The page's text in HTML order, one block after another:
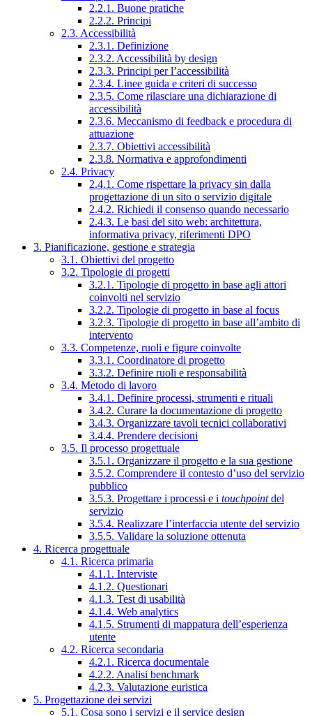
2.2.1. Buone pratiche
2.2.2. Principi
2.3. Accessibilità
2.3.1. Definizione
2.3.2. Accessibilità by design
2.3.3. Principi per l’accessibilità
2.3.4. Linee guida e criteri di successo
2.3.5. Come rilasciare una dichiarazione di
accessibilità
2.3.6. Meccanismo di feedback e procedura di
attuazione
2.3.7. Obiettivi accessibilità
2.3.8. Normativa e approfondimenti
2.4. Privacy
2.4.1. Come rispettare la privacy sin dalla
progettazione di un sito o servizio digitale
2.4.2. Richiedi il consenso quando necessario
2.4.3. Le basi del sito web: architettura,
informativa privacy, riferimenti DPO
3. Pianificazione, gestione e strategia
3.1. Obiettivi del progetto
3.2. Tipologie di progetti
3.2.1. Tipologie di progetto in base agli attori
coinvolti nel servizio
3.2.2. Tipologie di progetto in base al focus
3.2.3. Tipologie di progetto in base all’ambito di
intervento
3.3. Competenze, ruoli e figure coinvolte
3.3.1. Coordinatore di progetto
3.3.2. Definire ruoli e responsabilità
3.4. Metodo di lavoro
3.4.1. Definire processi, strumenti e rituali
3.4.2. Curare la documentazione di progetto
3.4.3. Organizzare tavoli tecnici collaborativi
3.4.4. Prendere decisioni
3.5. Il processo progettuale
3.5.1. Organizzare il progetto e la sua gestione
3.5.2. Comprendere il contesto d’uso del servizio
pubblico
3.5.3. Progettare i processi e i touchpointdel
servizio
3.5.4. Realizzare l’interfaccia utente del servizio
3.5.5. Validare la soluzione ottenuta
4. Ricerca progettuale
4.1. Ricerca primaria
4.1.1. Interviste
4.1.2. Questionari
4.1.3. Test di usabilità
4.1.4. Web analytics
4.1.5. Strumenti di mappatura dell’esperienza
utente
4.2. Ricerca secondaria
4.2.1. Ricerca documentale
4.2.2. Analisi benchmark
4.2.3. Valutazione euristica
5. Progettazione dei servizi
5.1. Cosa sono i servizi e il service design